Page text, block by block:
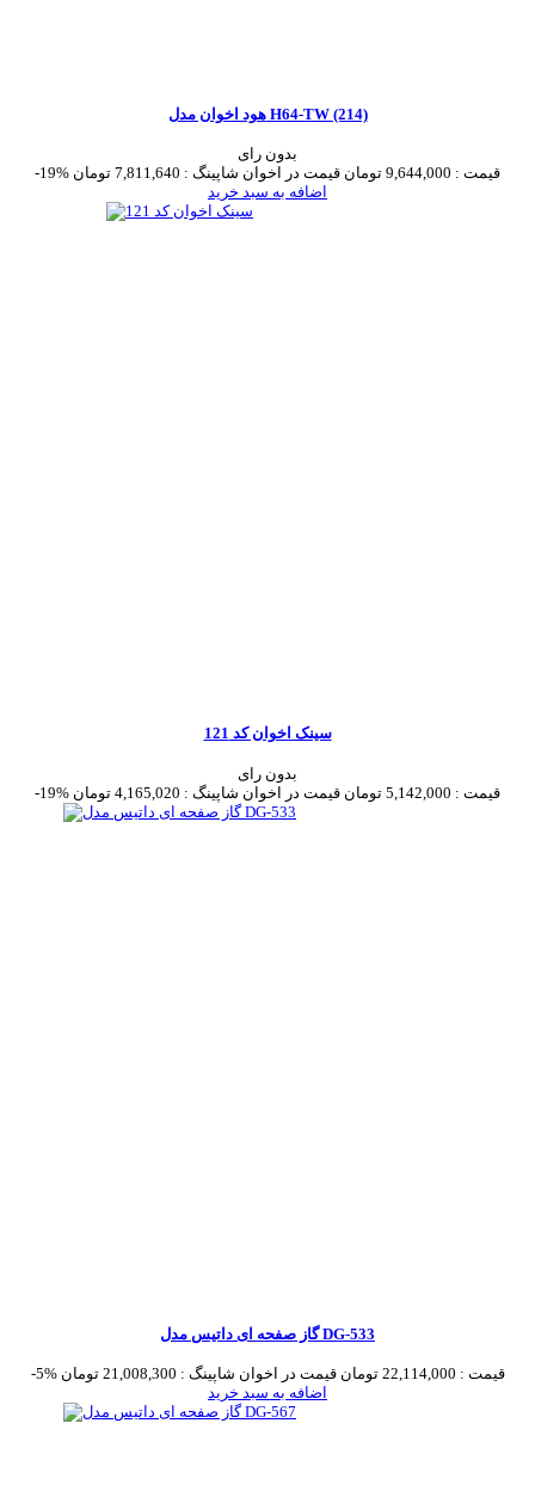
هود اخوان مدل H64-TW (214)
بدون رای
-19%
قیمت : 9,644,000 تومان قیمت در اخوان شاپینگ : 7,811,640 تومان
اضافه به سبد خرید
سینک اخوان کد 121
بدون رای
-19%
قیمت : 5,142,000 تومان قیمت در اخوان شاپینگ : 4,165,020 تومان
گاز صفحه ای داتیس مدل DG-533
-5% قیمت : 22,114,000 تومان قیمت در اخوان شاپینگ : 21,008,300 تومان
اضافه به سبد خرید